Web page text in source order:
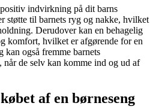
indvirkning på dit barns
støtte til barnets ryg og nakke, hvilket
Derudover kan en behagelig
komfort, hvilket er afgørende for en
kan også fremme barnets
de selv kan komme ind og ud af
af en børneseng